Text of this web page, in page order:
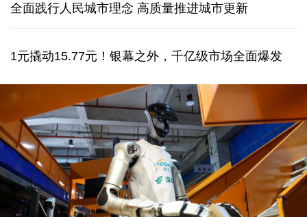
全面践行人民城市理念 高质量推进城市更新
1元撬动15.77元！银幕之外，千亿级市场全面爆发